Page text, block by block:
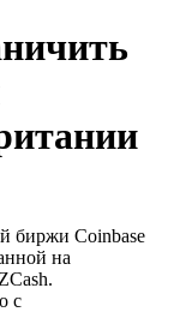
биржи Coinbase
на
с